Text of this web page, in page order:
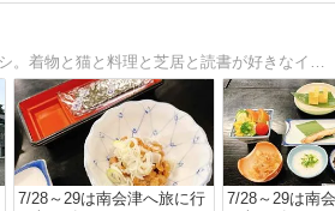
着物コーデと猫とメシ。着物と猫と料理と芝居と読書が好きなインドア人間の日々の記録。毎日更新してます。
7/28～29は南会津へ旅に行
7/28～29は南